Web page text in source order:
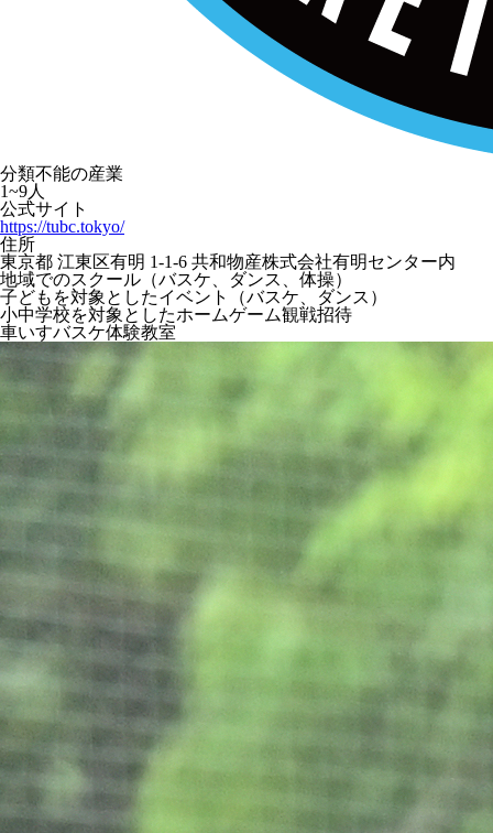
分類不能の産業
1~9人
公式サイト
https://tubc.tokyo/
住所
東京都 江東区有明 1-1-6 共和物産株式会社有明センター内
地域でのスクール（バスケ、ダンス、体操）
子どもを対象としたイベント（バスケ、ダンス）
小中学校を対象としたホームゲーム観戦招待
車いすバスケ体験教室